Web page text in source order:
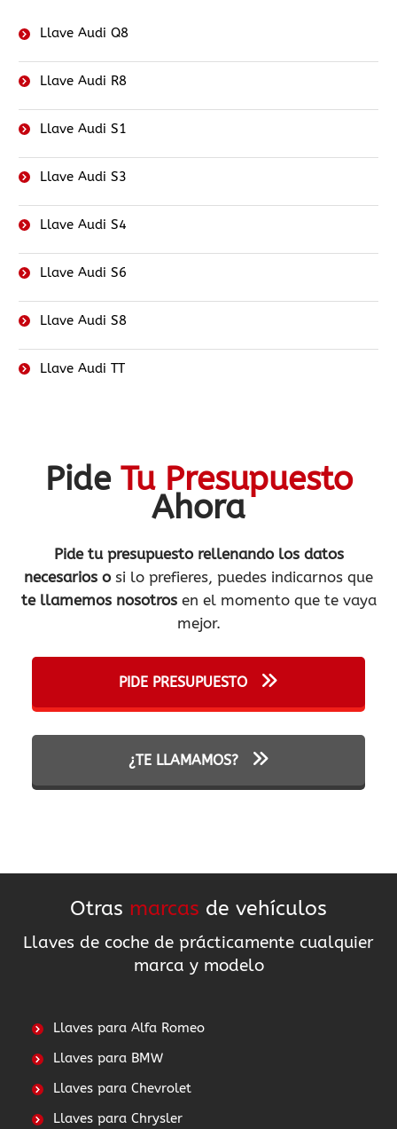
Llave Audi Q8
Llave Audi R8
Llave Audi S1
Llave Audi S3
Llave Audi S4
Llave Audi S6
Llave Audi S8
Llave Audi TT
Pide Tu Presupuesto
Ahora
Pide tu presupuesto rellenando los datos
necesarios osi lo prefieres, puedes indicarnos que
te llamemos nosotrosen el momento que te vaya
mejor.
PIDE PRESUPUESTO
¿TE LLAMAMOS?
Otras marcas de vehículos
Llaves de coche de prácticamente cualquier
marca y modelo
Llaves para Alfa Romeo
Llaves para BMW
Llaves para Chevrolet
Llaves para Chrysler